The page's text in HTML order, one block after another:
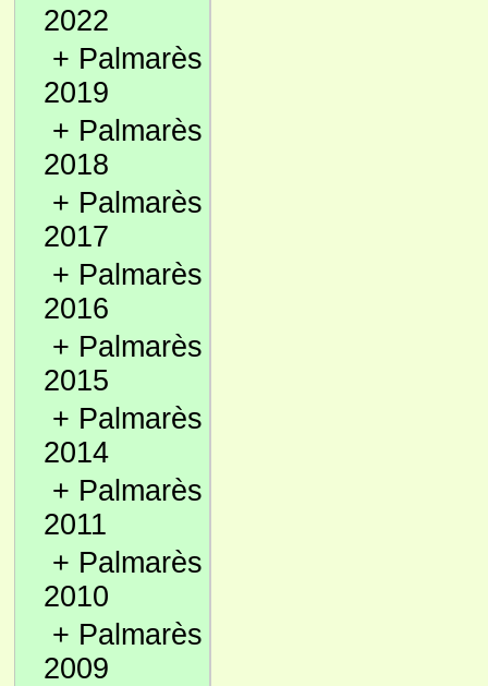
2022
+ Palmarès
2019
+ Palmarès
2018
+ Palmarès
2017
+ Palmarès
2016
+ Palmarès
2015
+ Palmarès
2014
+ Palmarès
2011
+ Palmarès
2010
+ Palmarès
2009